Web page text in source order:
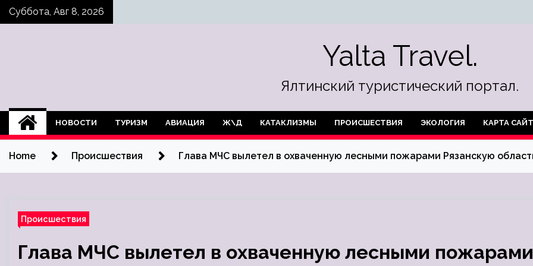
SkipСуббота, Авг 8, 2026
Yalta Travel.
Ялтинский туристический портал.
НОВОСТИ ТУРИЗМ АВИАЦИЯ Ж\Д КАТАКЛИЗМЫ ПРОИСШЕСТВИЯ ЭКОЛОГИЯ КАРТА
Home Происшествия Глава МЧС вылетел в охваченную лесными пожарами Рязанскую
Происшествия
Глава МЧС вылетел в охваченную лесными пожарами